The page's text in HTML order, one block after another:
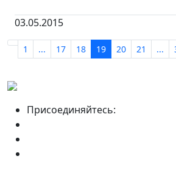
03.05.2015
1 ... 17 18 19 20 21 ...
Присоединяйтесь: